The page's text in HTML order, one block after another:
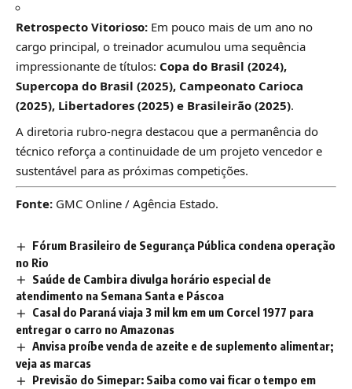
Retrospecto Vitorioso: Em pouco mais de um ano no
cargo principal, o treinador acumulou uma sequência
impressionante de títulos: Copa do Brasil (2024),
Supercopa do Brasil (2025), Campeonato Carioca
(2025), Libertadores (2025) e Brasileirão (2025).
A diretoria rubro-negra destacou que a permanência do
técnico reforça a continuidade de um projeto vencedor e
sustentável para as próximas competições.
Fonte: GMC Online / Agência Estado.
Fórum Brasileiro de Segurança Pública condena operação
no Rio
Saúde de Cambira divulga horário especial de
atendimento na Semana Santa e Páscoa
Casal do Paraná viaja 3 mil km em um Corcel 1977 para
entregar o carro no Amazonas
Anvisa proíbe venda de azeite e de suplemento alimentar;
veja as marcas
Previsão do Simepar: Saiba como vai ficar o tempo em